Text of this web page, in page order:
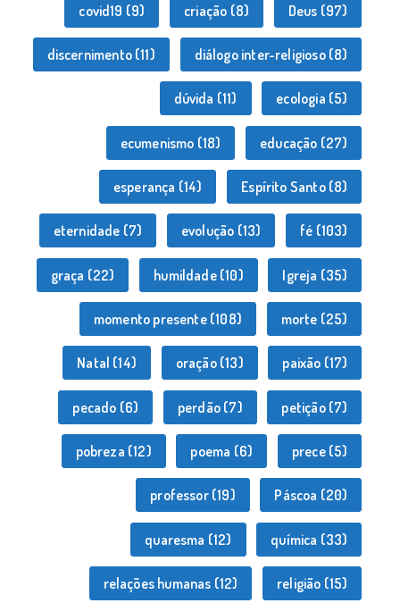
covid19 (9) criação (8) Deus (97)
discernimento(11) diálogo inter-religioso(8)
dúvida (11) ecologia (5)
ecumenismo (18) educação (27)
esperança (14) Espírito Santo(8)
eternidade (7) evolução (13) fé (103)
graça (22) humildade(10) Igreja (35)
momento presente(108) morte (25)
Natal (14) oração(13) paixão (17)
pecado (6) perdão(7) petição(7)
pobreza (12) poema (6) prece(5)
professor(19) Páscoa (20)
quaresma (12) química (33)
relações humanas (12) religião (15)